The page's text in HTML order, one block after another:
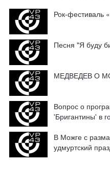
Рок-фестиваль
Песня "Я буду
МЕДВЕДЕВ О
Вопрос о
'Бригантины' в
В Можге с
удмуртский